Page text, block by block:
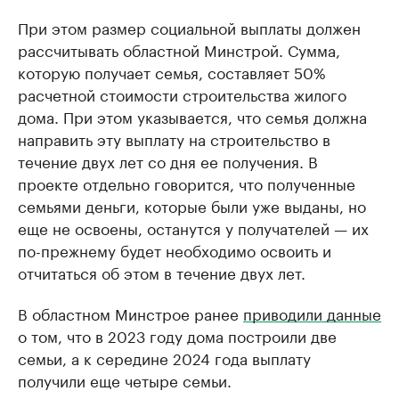
При этом размер социальной выплаты должен
рассчитывать областной Минстрой. Сумма,
которую получает семья, составляет 50%
расчетной стоимости строительства жилого
дома. При этом указывается, что семья должна
направить эту выплату на строительство в
течение двух лет со дня ее получения. В
проекте отдельно говорится, что полученные
семьями деньги, которые были уже выданы, но
еще не освоены, останутся у получателей — их
по-прежнему будет необходимо освоить и
отчитаться об этом в течение двух лет.
В областном Минстрое ранее приводили данные
о том, что в 2023 году дома построили две
семьи, а к середине 2024 года выплату
получили еще четыре семьи.